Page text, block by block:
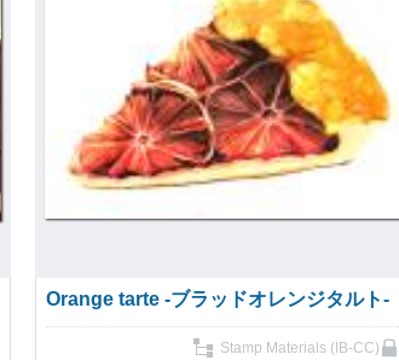
Orange tarte -ブラッドオレンジタルト-
Stamp Materials (IB-CC)